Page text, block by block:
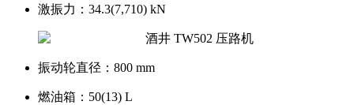
激振力： 34.3(7,710) kN
振动轮直径： 800 mm
燃油箱： 50(13) L